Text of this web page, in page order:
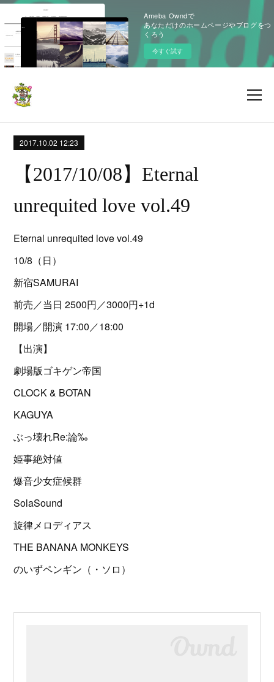
Ameba Owndで
あなただけのホームページやブログをつ
くろう
今すぐ試す
2017.10.02 12:23
【2017/10/08】Eternal
unrequited love vol.49
Eternal unrequited love vol.49
10/8（日）
新宿SAMURAI
前売／当日 2500円／3000円+1d
開場／開演 17:00／18:00
【出演】
劇場版ゴキゲン帝国
CLOCK & BOTAN
KAGUYA
ぶっ壊れRe:論‰
姫事絶対値
爆音少女症候群
SolaSound
旋律メロディアス
THE BANANA MONKEYS
のいずペンギン（・ソロ）